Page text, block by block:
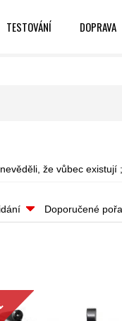
TESTOVÁNÍ DOPRAVA
že vůbec existují
Doporučené